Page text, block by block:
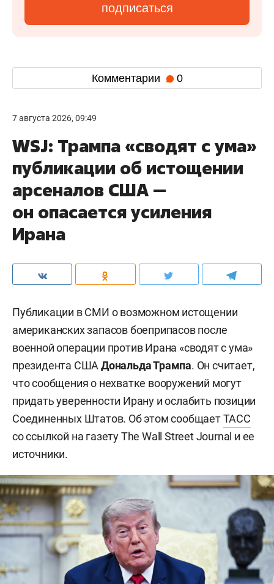
подписаться
Комментарии 0
7 августа 2026, 09:49
WSJ: Трампа «сводят с ума»
публикации об истощении
арсеналов США —
он опасается усиления
Ирана
Публикации в СМИ о возможном истощении
американских запасов боеприпасов после
военной операции против Ирана «сводят с ума»
президента СШАДональда Трампа. Он считает,
что сообщения о нехватке вооружений могут
придать уверенности Ирану и ослабить позиции
Соединенных Штатов. Об этом сообщаетТАСС
со ссылкой на газету The Wall Street Journal и ее
источники.